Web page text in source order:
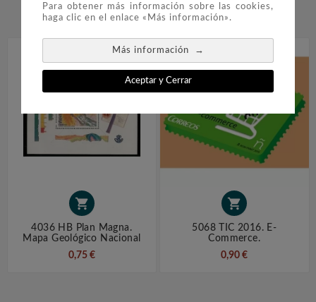
Para obtener más información sobre las cookies,
haga clic en el enlace «Más información».
Más información →
Aceptar y Cerrar
 

4036 HB Plan Magna.
Mapa Geológico Nacional
0,75 €

5068 TIC 2016. E-
Commerce.
0,90 €